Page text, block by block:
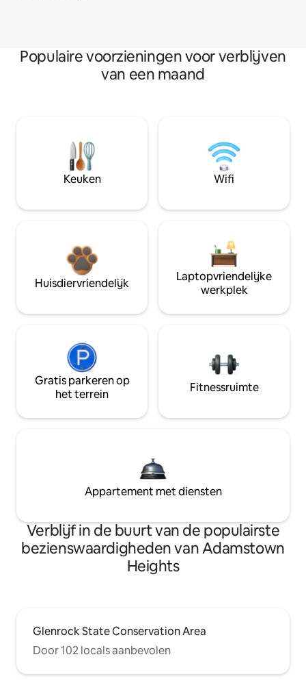
Populaire voorzieningen voor verblijven
van een maand
Keuken Wifi
Huisdiervriendelijk
Laptopvriendelijke
werkplek
Gratis parkeren op
het terrein
Fitnessruimte
Appartement met diensten
Verblijf in de buurt van de populairste
bezienswaardigheden van Adamstown
Heights
Glenrock State Conservation Area
Door 102 locals aanbevolen